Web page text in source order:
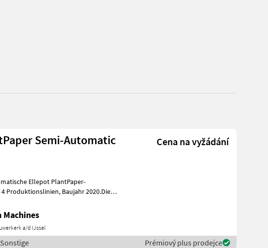
Semi-Automatic Cena na vyžádání
Ellepot PlantPaper-
Baujahr 2020.Die
Machines
a/d IJssel
Prémiový plus prodejce